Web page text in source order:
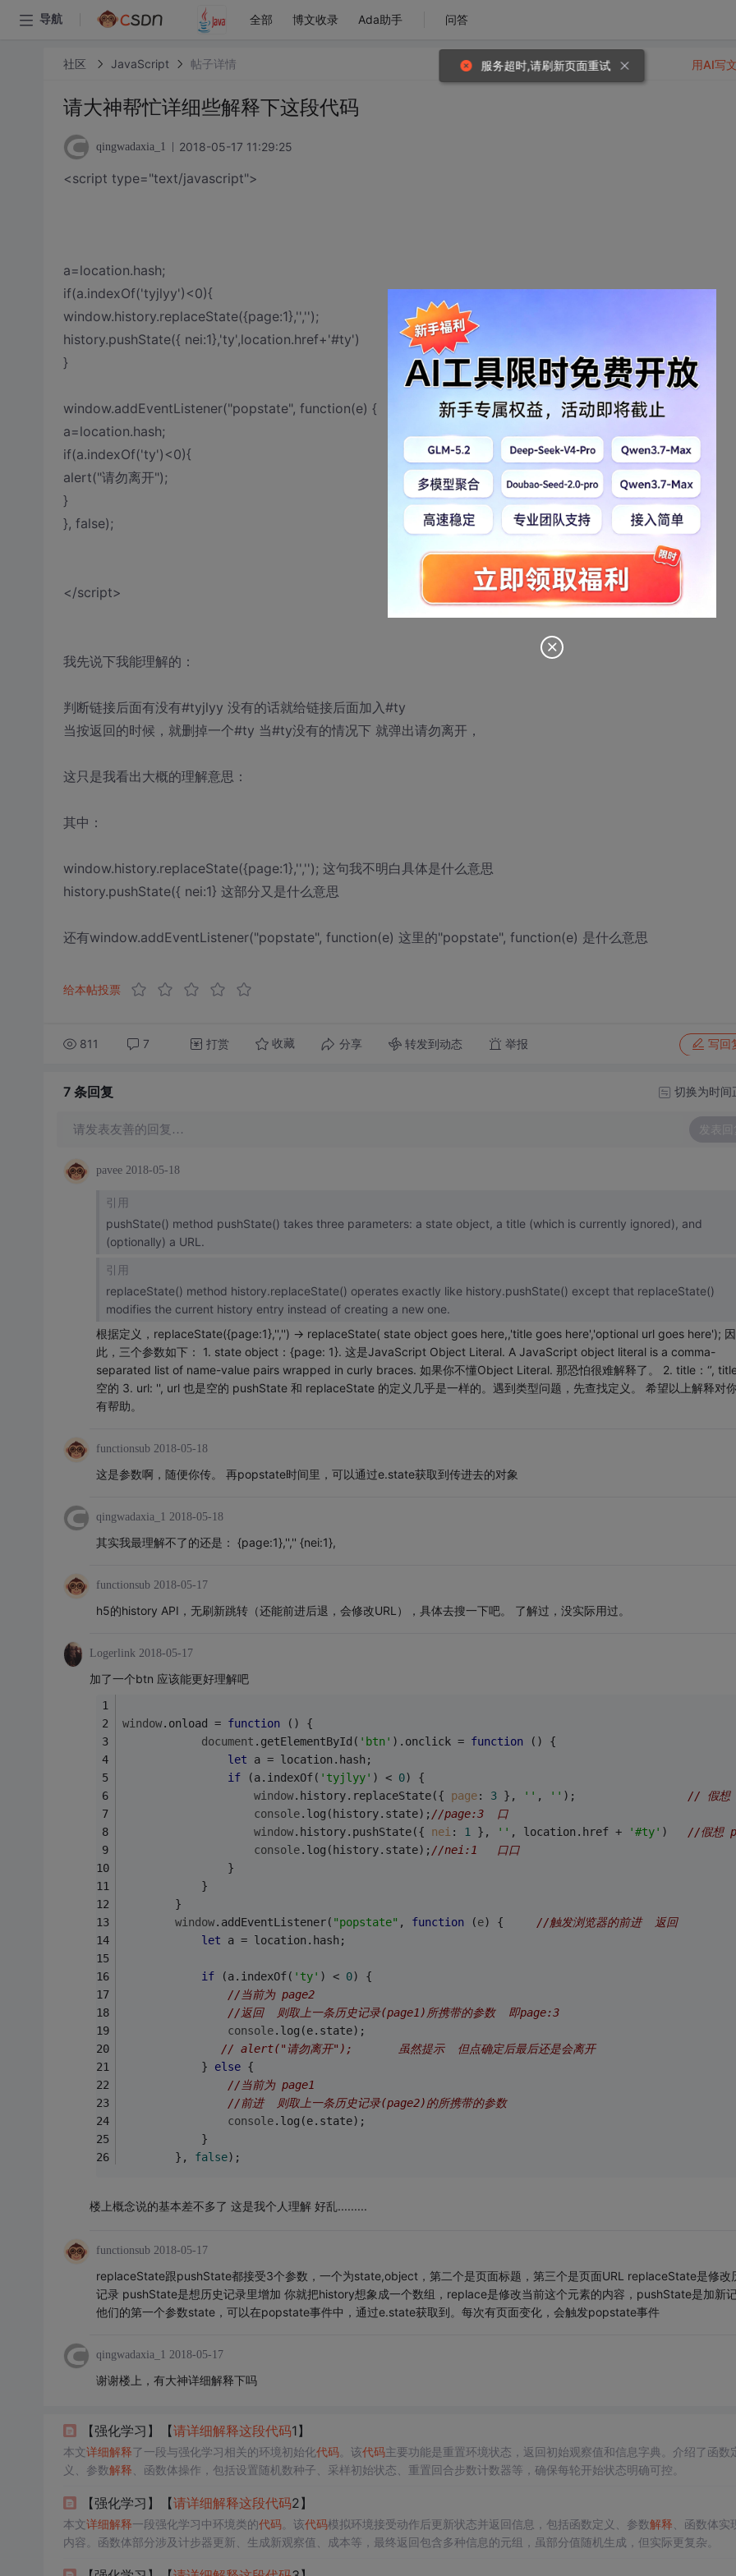
导航 全部 博文收录 Ada助手 问答
社区 JavaScript 帖子详情
请大神帮忙详细些解释下这段代码
qingwadaxia_1 2018-05-17 11:29:25
<script type="text/javascript">
a=location.hash;
if(a.indexOf('tyjlyy')<0){
window.history.replaceState({page:1},'','');
history.pushState({ nei:1},'ty',location.href+'#ty')
}
window.addEventListener("popstate", function(e) {
a=location.hash;
if(a.indexOf('ty')<0){
alert("请勿离开");
}
}, false);
</script>
我先说下我能理解的：
判断链接后面有没有#tyjlyy 没有的话就给链接后面加入#ty
当按返回的时候，就删掉一个#ty 当#ty没有的情况下 就弹出请勿离开，
这只是我看出大概的理解意思：
其中：
window.history.replaceState({page:1},'',''); 这句我不明白具体是什么意思
history.pushState({ nei:1} 这部分又是什么意思
还有window.addEventListener("popstate", function(e) 这里的"popstate", function(e) 是什么意思
给本帖投票
811 7 打赏 收藏 分享 转发到动态 举报 写回
用AI写
7 条回复 切换为时间
请发表友善的回复… 发表回
pavee 2018-05-18
引用
pushState() method pushState() takes three parameters: a state object, a title (which is currently ignored), and
(optionally) a URL.
引用
replaceState() method history.replaceState() operates exactly like history.pushState() except that replaceState()
modifies the current history entry instead of creating a new one.
根据定义，replaceState({page:1},'','') -> replaceState( state object goes here,,'title goes here','optional url goes here'); 因
此，三个参数如下： 1. state object：{page: 1}. 这是JavaScript Object Literal. A JavaScript object literal is a comma-
separated list of name-value pairs wrapped in curly braces. 如果你不懂Object Literal. 那恐怕很难解释了。 2. title：‘’,
空的 3. url: '', url 也是空的 pushState 和 replaceState 的定义几乎是一样的。遇到类型问题，先查找定义。 希望以上解释对
有帮助。
functionsub 2018-05-18
这是参数啊，随便你传。 再popstate时间里，可以通过e.state获取到传进去的对象
qingwadaxia_1 2018-05-18
其实我最理解不了的还是： {page:1},'','' {nei:1},
functionsub 2018-05-17
h5的history API，无刷新跳转（还能前进后退，会修改URL），具体去搜一下吧。 了解过，没实际用过。
Logerlink 2018-05-17
加了一个btn 应该能更好理解吧
window.onload = function ( ) {
document .getElementById( 'btn' ).onclick = function ( ) {
let a = location.hash;
if (a.indexOf( 'tyjlyy' ) < 0) {
window.history.replaceState({ page: 3 }, '' , '' ); // 假
console.log(history.state); //page:3  口
window.history.pushState({ nei : 1 }, '' , location.href + '#ty' ) //假想
console.log(history.state); //nei:1   口口
                }
            }
        }
window.addEventListener( "popstate" , function (e) { //触发浏览器的前进  返回
let a = location.hash;
if (a.indexOf( 'ty' ) < 0) {
//当前为 page2
//返回  则取上一条历史记录(page1)所携带的参数  即page:3
console.log(e.state);
// alert("请勿离开");       虽然提示  但点确定后最后还是会离开
            }
else {
//当前为 page1
//前进  则取上一条历史记录(page2)的所携带的参数
console.log(e.state);
            }
        },
false);
楼上概念说的基本差不多了 这是我个人理解 好乱.........
functionsub 2018-05-17
replaceState跟pushState都接受3个参数，一个为state,object，第二个是页面标题，第三个是页面URL replaceState是修改
记录 pushState是想历史记录里增加 你就把history想象成一个数组，replace是修改当前这个元素的内容，pushState是加新
他们的第一个参数state，可以在popstate事件中，通过e.state获取到。每次有页面变化，会触发popstate事件
qingwadaxia_1 2018-05-17
谢谢楼上，有大神详细解释下吗
【强化学习】【请详细解释这段代码1】
本文详细解释了一段与强化学习相关的环境初始化代码。该代码主要功能是重置环境状态，返回初始观察值和信息字典。介绍了函数
义、参数解释 、函数体操作，包括设置随机数种子、采样初始状态、重置回合步数计数器等，确保每轮开始状态明确可控。
【强化学习】【请详细解释这段代码2】
本文详细解释一段强化学习中环境类的代码。该代码模拟环境接受动作后更新状态并返回信息，包括函数定义、参数解释 、函数体实
内容。函数体部分涉及计步器更新、生成新观察值、成本等，最终返回包含多种信息的元组，虽部分值随机生成，但实际更复杂。
服务超时,请刷新页面重试